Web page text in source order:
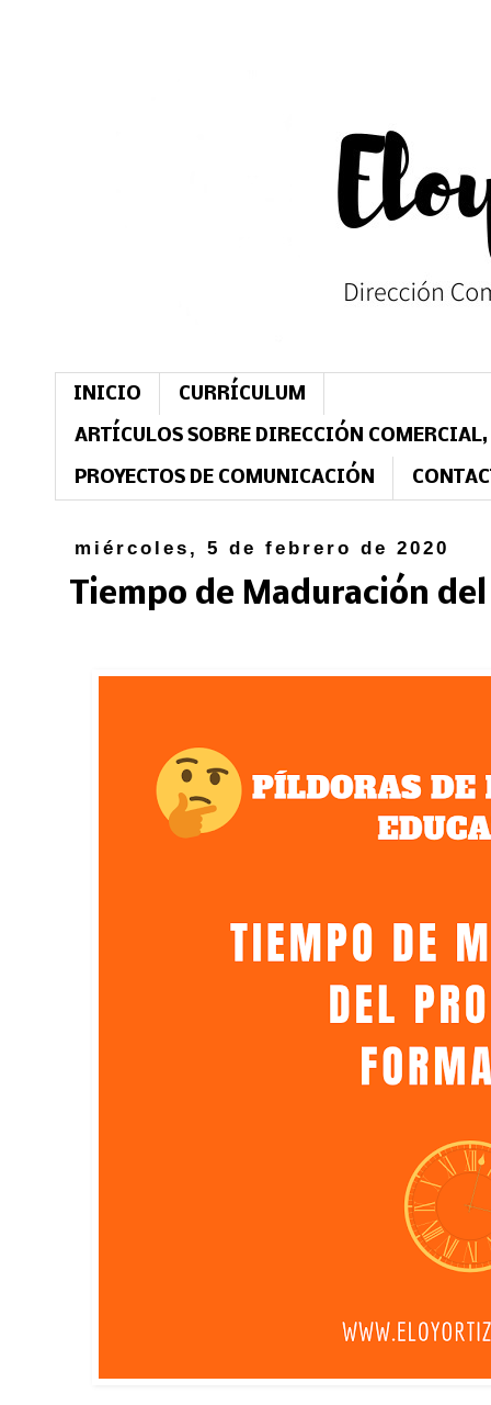
INICIO CURRÍCULUM
ARTÍCULOS SOBRE DIRECCIÓN
PROYECTOS DE COMUNICACIÓN
miércoles, 5 de febrero de 2020
Tiempo de Maduración